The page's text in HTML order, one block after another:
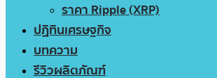
ราคา Ripple (XRP)
ปฏิทินเศรษฐกิจ
บทความ
รีวิวผลิตภัณฑ์